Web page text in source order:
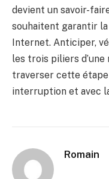
devient un savoir-
souhaitent garantir
Internet. Anticiper,
les trois piliers
traverser cette
interruption et avec
Romain